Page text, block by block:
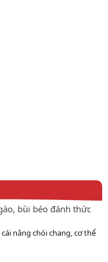
bùi béo đánh thức
nắng chói chang, cơ thể